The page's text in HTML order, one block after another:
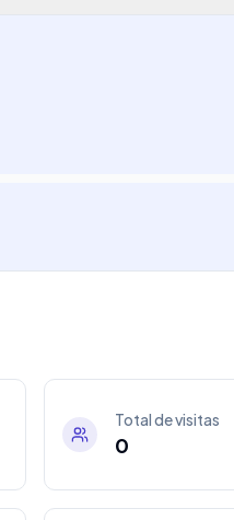
Total de visitas
0